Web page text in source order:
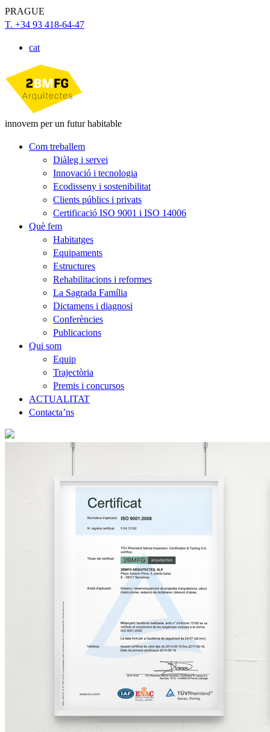
PRAGUE
T. +34 93 418-64-47
cat
innovem per un futur habitable
Com treballem
Diàleg i servei
Innovació i tecnologia
Ecodisseny i sostenibilitat
Clients públics i privats
Certificació ISO 9001 i ISO 14006
Què fem
Habitatges
Equipaments
Estructures
Rehabilitacions i reformes
La Sagrada Família
Dictamens i diagnosi
Conferències
Publicacions
Qui som
Equip
Trajectòria
Premis i concursos
ACTUALITAT
Contacta’ns